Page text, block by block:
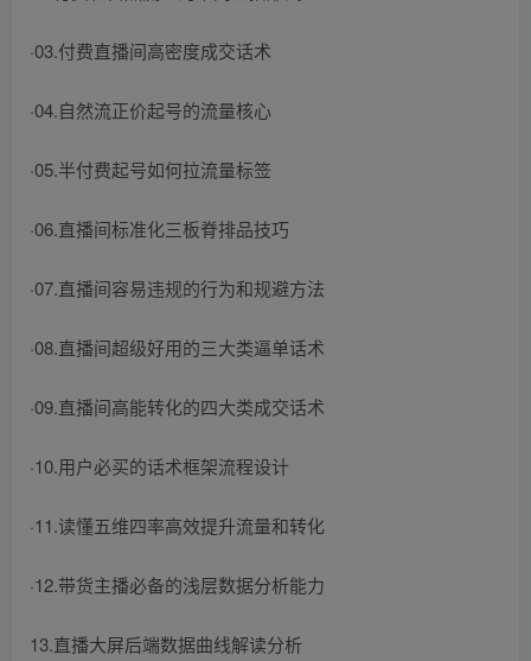
·03.付费直播间高密度成交话术
·04.自然流正价起号的流量核心
·05.半付费起号如何拉流量标签
·06.直播间标准化三板脊排品技巧
·07.直播间容易违规的行为和规避方法
·08.直播间超级好用的三大类逼单话术
·09.直播间高能转化的四大类成交话术
·10.用户必买的话术框架流程设计
·11.读懂五维四率高效提升流量和转化
·12.带货主播必备的浅层数据分析能力
13.直播大屏后端数据曲线解读分析